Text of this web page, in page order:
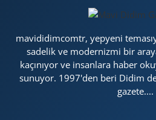
mavididimcomtr, yepyeni
sadelik ve modernizmi bir
kaçınıyor ve insanlara haber
sunuyor. 1997'den beri Didim de
gazete....